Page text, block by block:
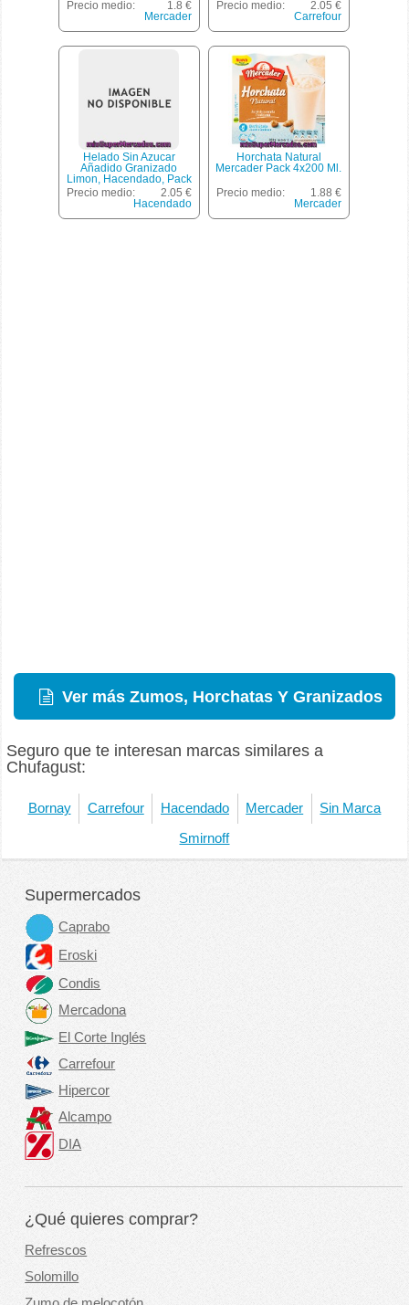
Precio medio:
1.8 €
Mercader
Precio medio:
2.05 €
Carrefour
Helado Sin Azucar
Añadido Granizado
Limon, Hacendado, Pack
6 U - 1200 Cc
Precio medio:
2.05 €
Hacendado
Horchata Natural
Mercader Pack 4x200 Ml.
Precio medio:
1.88 €
Mercader
Ver más Zumos, Horchatas Y Granizados
Seguro que te interesan marcas similares a
Chufagust:
Bornay Carrefour Hacendado Mercader Sin Marca
Smirnoff
Supermercados
Caprabo
Eroski
Condis
Mercadona
El Corte Inglés
Carrefour
Hipercor
Alcampo
DIA
¿Qué quieres comprar?
Refrescos
Solomillo